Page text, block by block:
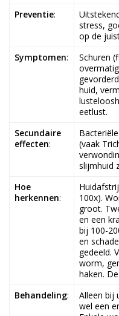
Preventie:
stress,
op de
Symptomen:
Schuren
huid,
eetlust.
Secundaire
effecten:
(vaak
slijmhuid
Hoe
herkennen:
100x).
groot.
en een
bij 100-
en
gedeeld.
worm,
haken.
Behandeling:
Alleen bij
wel een